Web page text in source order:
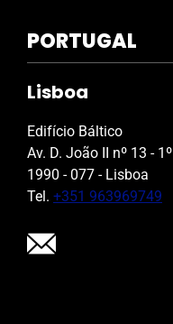
PORTUGAL
Lisboa
Edifício Báltico
Av. D. João II nº 13 - 1º
1990 - 077 - Lisboa
Tel. +351 963969749